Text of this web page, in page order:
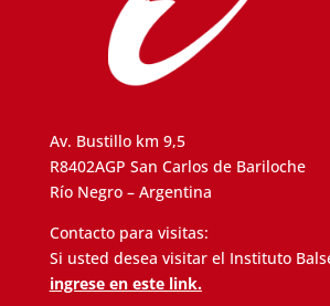
Av. Bustillo km 9,5
R8402AGP San Carlos de Bariloche
Río Negro – Argentina
Contacto para visitas:
Si usted desea visitar el Instituto
ingrese en este link.